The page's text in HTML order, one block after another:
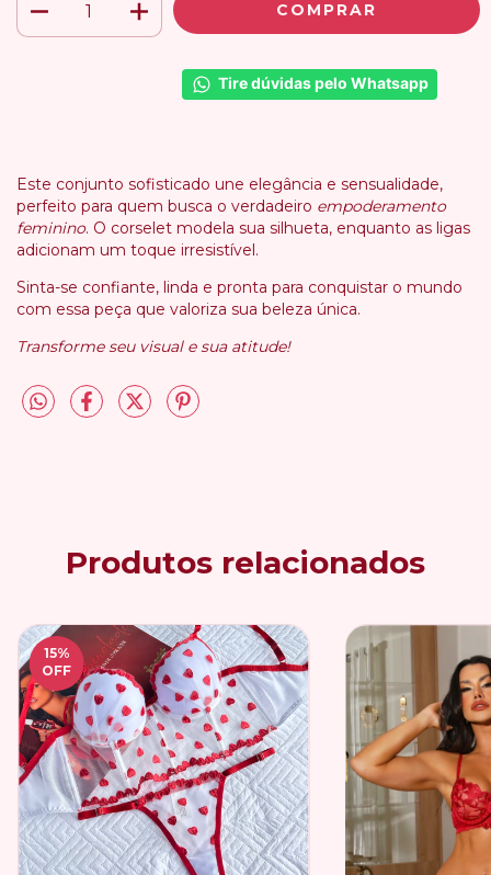
Tire dúvidas pelo Whatsapp
Este conjunto sofisticado une elegância e sensualidade,
perfeito para quem busca o verdadeiro empoderamento
feminino. O corselet modela sua silhueta, enquanto as ligas
adicionam um toque irresistível.
Sinta-se confiante, linda e pronta para conquistar o mundo
com essa peça que valoriza sua beleza única.
Transforme seu visual e sua atitude!
Produtos relacionados
15%
OFF